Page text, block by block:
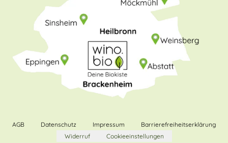
AGB Datenschutz Impressum
Barrierefreiheitserklärung
Widerruf
Cookieeinstellungen